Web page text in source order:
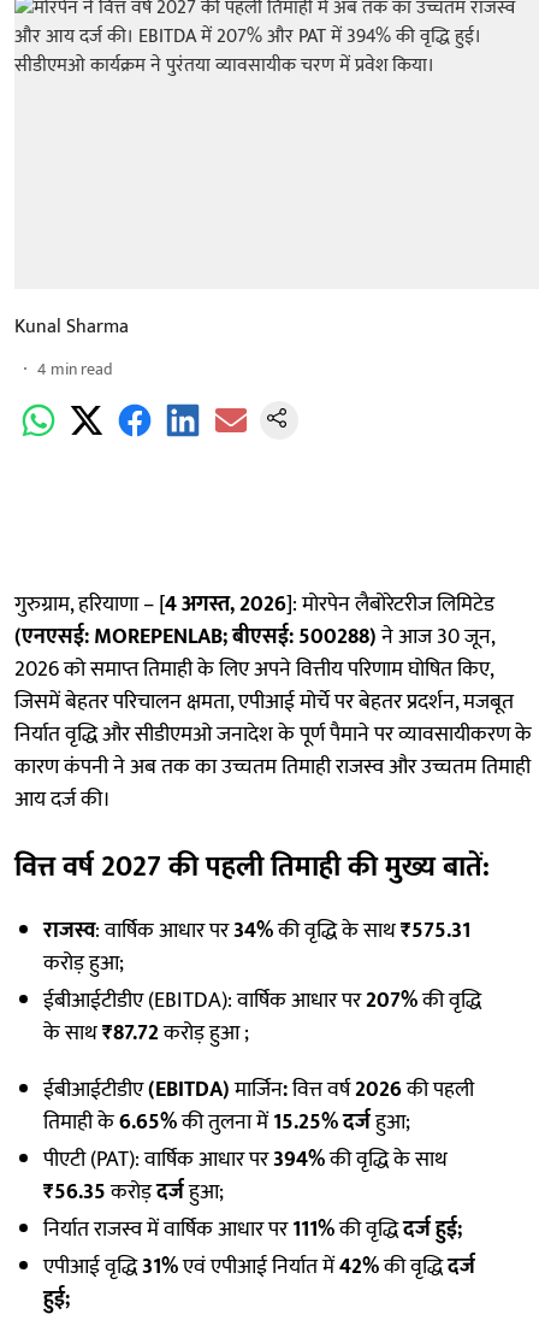
Kunal Sharma
4 min read
गुरुग्राम, हरियाणा – [4 अगस्त, 2026]: मोरपेन लैबोरेटरीज लिमिटेड
(एनएसई:MOREPENLAB; बीएसई: 500288)ने आज 30 जून,
2026 को समाप्त तिमाही के लिए अपने वित्तीय परिणाम घोषित किए,
जिसमें बेहतर परिचालन क्षमता, एपीआई मोर्चे पर बेहतर प्रदर्शन, मजबूत
निर्यात वृद्धि और सीडीएमओ जनादेश के पूर्ण पैमाने पर व्यावसायीकरण के
कारण कंपनी ने अब तक का उच्चतम तिमाही राजस्व और उच्चतम तिमाही
आय दर्ज की।
वित्त वर्ष 2027 की पहली तिमाही की मुख्य बातें:
राजस्व: वार्षिक आधार पर34%की वृद्धि के साथ₹575.31
करोड़ हुआ;
ईबीआईटीडीए (EBITDA): वार्षिक आधार पर207%की वृद्धि
के साथ₹87.72करोड़ हुआ ;
ईबीआईटीडीए(EBITDA)मार्जिन:वित्त वर्ष2026की पहली
तिमाही के6.65%की तुलना में15.25% दर्जहुआ;
पीएटी (PAT): वार्षिक आधार पर394%की वृद्धि के साथ
₹56.35करोड़दर्जहुआ;
निर्यात राजस्व में वार्षिक आधार पर111%की वृद्धिदर्ज हुई;
एपीआई वृद्धि31%एवं एपीआई निर्यात में42%की वृद्धिदर्ज
हुई;